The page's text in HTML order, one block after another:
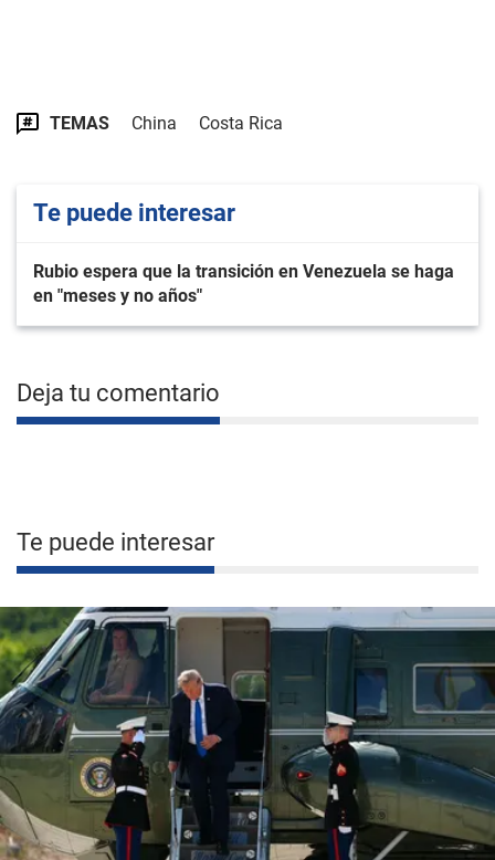
TEMAS China Costa Rica
Te puede interesar
Rubio espera que la transición en Venezuela se haga
en "meses y no años"
Deja tu comentario
Te puede interesar